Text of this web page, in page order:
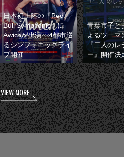
日本初上陸の『Red
Bull Symphonic』に
Awichが出演 4都市巡
るシンフォニックライ
ブ開催
青葉市子と
よるツーマ
『二人のレ
ー』開催決
VIEW MORE